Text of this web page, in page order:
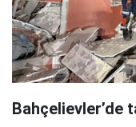
Bahçelievler’de